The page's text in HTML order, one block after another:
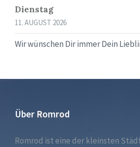
Dienstag
11. AUGUST 2026
Wir wünschen Dir immer Dein
Über Romrod
Romrod ist eine der kleinsten